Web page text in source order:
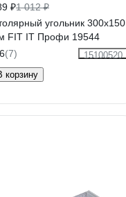
₽1 012 ₽
угольник 300х150
FIT IT Профи 19544
(7)
15100520
корзину